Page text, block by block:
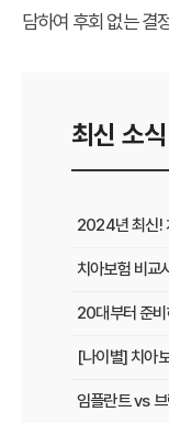
담하여 후회 없는 결
최신 소식